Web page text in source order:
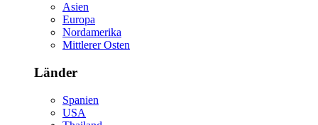
Asien
Europa
Nordamerika
Mittlerer Osten
Länder
Spanien
USA